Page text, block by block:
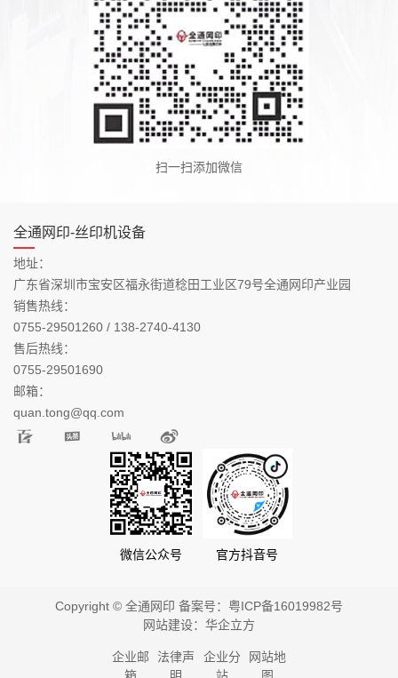
扫一扫添加微信
全通网印-丝印机设备
地址：
广东省深圳市宝安区福永街道稔田工业区79号全通网印产业园
销售热线：
0755-29501260 / 138-2740-4130
售后热线：
0755-29501690
邮箱：
quan.tong@qq.com
微信公众号 官方抖音号
Copyright © 全通网印 备案号： 粤ICP备16019982号
网站建设： 华企立方
企业邮
箱
法律声
明
企业分
站
网站地
图